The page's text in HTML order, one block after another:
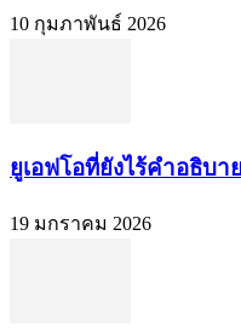
10 กุมภาพันธ์ 2026
ยูเอฟโอที่ยังไร้คำอธิบ
19 มกราคม 2026